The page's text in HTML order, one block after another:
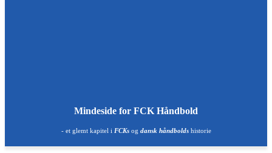
Mindeside for FCK Håndbold
- et glemt kapitel i FCKsog dansk håndboldshistorie